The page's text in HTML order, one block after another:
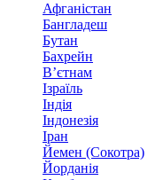
Афганістан
Бангладеш
Бутан
Бахрейн
В’єтнам
Ізраїль
Індія
Індонезія
Іран
Йемен (Сокотра)
Йорданія